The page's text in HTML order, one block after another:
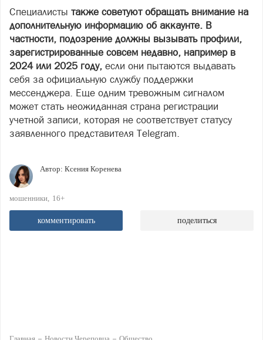
Специалисты также советуют обращать внимание на
дополнительную информацию об аккаунте. В
частности, подозрение должны вызывать профили,
зарегистрированные совсем недавно, например в
2024 или 2025 году, если они пытаются выдавать
себя за официальную службу поддержки
мессенджера. Еще одним тревожным сигналом
может стать неожиданная страна регистрации
учетной записи, которая не соответствует статусу
заявленного представителя Telegram.
Автор: Ксения Коренева
мошенники 16+
комментировать поделиться